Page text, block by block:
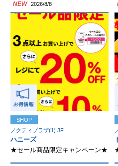
NEW 2026/8/8
SHOP
ノクティプラザ(1) 3F
ハニーズ
★セール商品限定キャンペーン★